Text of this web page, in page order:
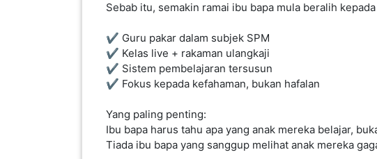
Sebab itu, semakin ramai ibu bapa mula beralih
✔️ Guru pakar dalam subjek SPM
✔️ Kelas live + rakaman ulangkaji
✔️ Sistem pembelajaran tersusun
✔️ Fokus kepada kefahaman, bukan hafalan
Yang paling penting:
Ibu bapa harus tahu apa yang anak mereka belajar,
Tiada ibu bapa yang sanggup melihat anak mereka